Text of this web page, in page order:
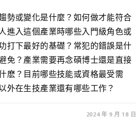
勢或變化是什麼？如何做才能符合
進入這個產業時哪些入門級角色或
打下最好的基礎？常犯的錯誤是什
免？產業需要再念碩博士還是直接
麽？目前哪些技能或資格最受需
外在生技產業還有哪些工作？
2024 年 9 月 18 日